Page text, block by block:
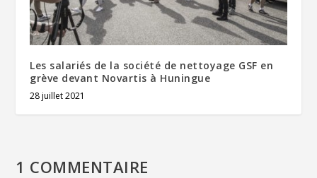
Les salariés de la société de nettoyage GSF en
grève devant Novartis à Huningue
28 juillet 2021
1 COMMENTAIRE